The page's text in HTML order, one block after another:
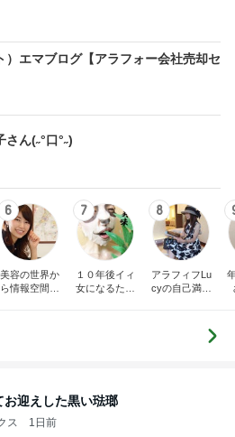
）エマブログ【アラフォー会社売却セ
ん(˶°口°˶)
6
美容の世界か
ら情報空間の
7
１０年後イィ
女になるため
8
アラフィフLu
cyの自己満足
お迎えした黒い琺瑯
ス 1日前